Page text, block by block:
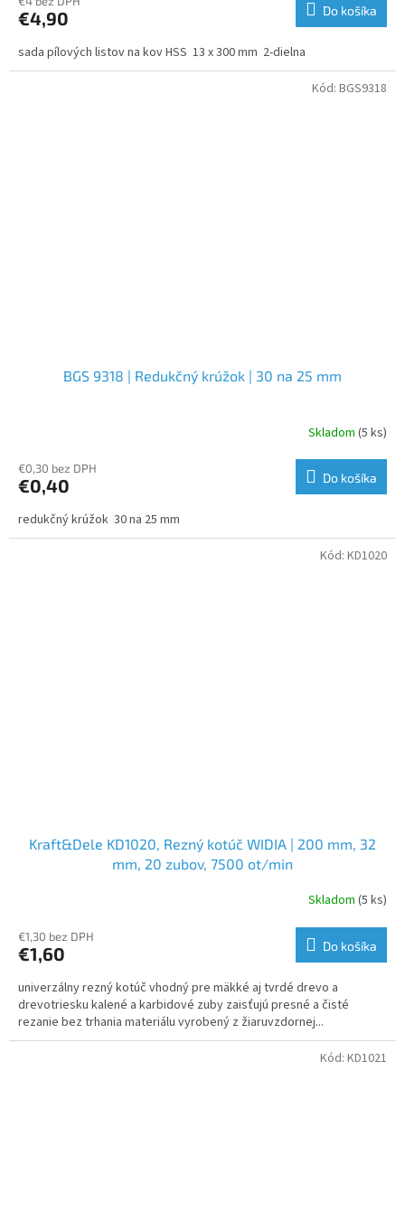
€4,90 Do košíka
sada pílových listov na kov HSS 13 x 300 mm 2-dielna
BGS 9318 | Redukčný krúžok | 30 na 25 mm
Skladom (5 ks)
€0,30 bez DPH
€0,40 Do košíka
redukčný krúžok 30 na 25 mm
Kód: BGS9318
Kraft&Dele KD1020, Rezný kotúč WIDIA | 200 mm, 32
mm, 20 zubov, 7500 ot/min
Skladom (5 ks)
€1,30 bez DPH
€1,60 Do košíka
univerzálny rezný kotúč vhodný pre mäkké aj tvrdé drevo a
drevotriesku kalené a karbidové zuby zaisťujú presné a čisté
rezanie bez trhania materiálu vyrobený z žiaruvzdornej...
Kód: KD1020
Kód: KD1021